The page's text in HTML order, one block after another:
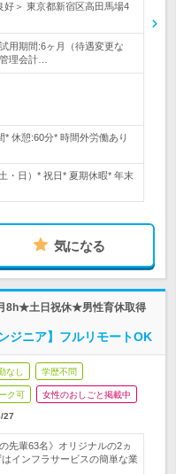
好＞ 東京都新宿区高田馬場4
用期間:6ヶ月（待遇変更な
理会計…
* 休憩:60分* 時間外労働あり
・日）* 祝日* 夏期休暇* 年末
気になる
8h★土日祝休★男性育休取得
ジニア】フルリモートOK
なし 学歴不問
ク可 女性のおしごと掲載中
27
先輩63名》オリジナルの2ヵ
インフラサービスの簡単な業